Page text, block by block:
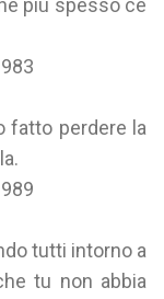
più spesso ce
fatto perdere la
tutti intorno a
tu non abbia